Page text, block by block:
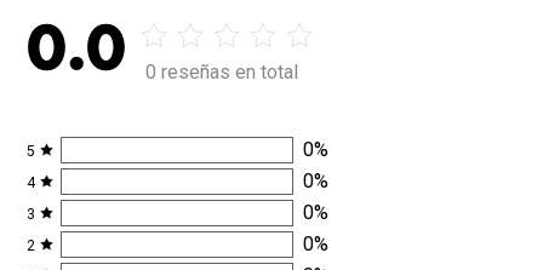
0.0 0 reseñas en total
5 0%
4 0%
3 0%
2 0%